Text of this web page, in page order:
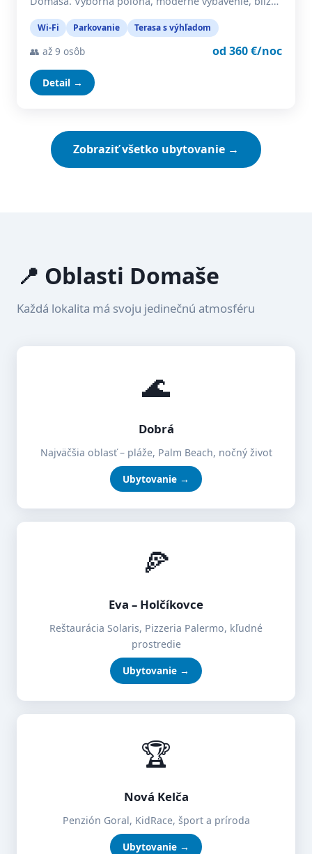
Wi-Fi Parkovanie Terasa s výhľadom
👥 až 9 osôb od 360 €/noc
Detail →
Zobraziť všetko ubytovanie →
📍 Oblasti Domaše
Každá lokalita má svoju jedinečnú atmosféru
🌊
Dobrá
Najväčšia oblasť – pláže, Palm Beach, nočný život
Ubytovanie →
🍕
Eva – Holčíkovce
Reštaurácia Solaris, Pizzeria Palermo, kľudné
prostredie
Ubytovanie →
🏆
Nová Kelča
Penzión Goral, KidRace, šport a príroda
Ubytovanie →